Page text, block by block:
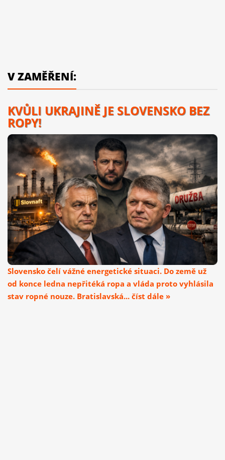
V ZAMĚŘENÍ:
KVŮLI UKRAJINĚ JE SLOVENSKO BEZ
ROPY!
Slovensko čelí vážné energetické situaci. Do země už
od konce ledna nepřitéká ropa a vláda proto vyhlásila
stav ropné nouze. Bratislavská... číst dále »